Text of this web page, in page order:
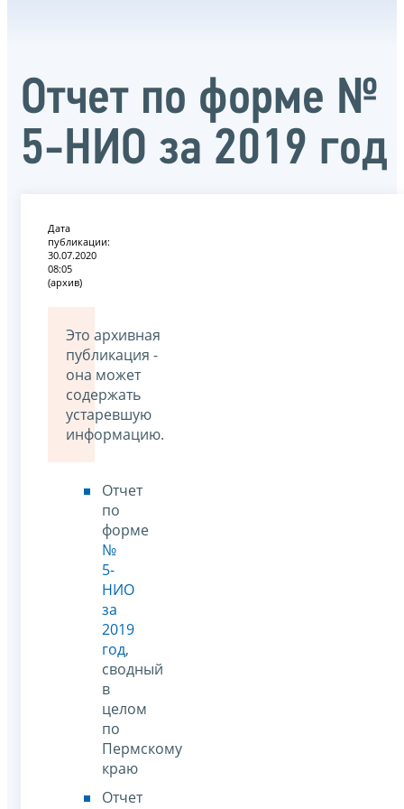
Отчет по форме №
5-НИО за 2019 год
Дата
публикации:
30.07.2020
08:05
(архив)
Это архивная
публикация -
она может
содержать
устаревшую
информацию.
Отчет
по
форме
№
5-
НИО
за
2019
год,
сводный
в
целом
по
Пермскому
краю
Отчет